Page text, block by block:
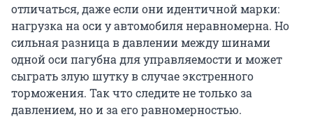
отличаться, даже если они идентичной марки:
нагрузка на оси у автомобиля неравномерна. Но
сильная разница в давлении между шинами
одной оси пагубна для управляемости и может
сыграть злую шутку в случае экстренного
торможения. Так что следите не только за
давлением, но и за его равномерностью.